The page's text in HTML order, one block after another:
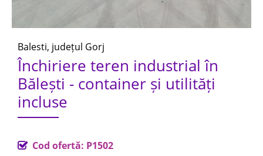
Balesti, județul Gorj
Închiriere teren industrial în
Bălești - container și utilități
incluse
Cod ofertă: P1502